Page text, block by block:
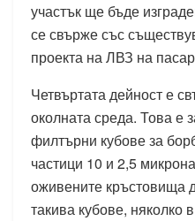
участък ще бъде
се свърже със
проекта на ЛВЗ на
Четвъртата дейност е
околната среда. Това е
филтърни кубове за
частици 10 и 2,5
оживените кръстовища
такива кубове,